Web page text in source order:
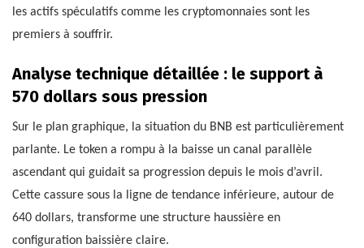
les actifs spéculatifs comme les cryptomonnaies sont les
premiers à souffrir.
Analyse technique détaillée : le support à
570 dollars sous pression
Sur le plan graphique, la situation du BNB est particulièrement
parlante. Le token a rompu à la baisse un canal parallèle
ascendant qui guidait sa progression depuis le mois d’avril.
Cette cassure sous la ligne de tendance inférieure, autour de
640 dollars, transforme une structure haussière en
configuration baissière claire.